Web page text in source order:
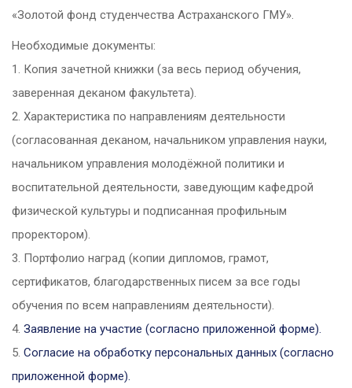
«Золотой фонд студенчества Астраханского ГМУ».
Необходимые документы:
1. Копия зачетной книжки (за весь период обучения,
заверенная деканом факультета).
2. Характеристика по направлениям деятельности
(согласованная деканом, начальником управления науки,
начальником управления молодёжной политики и
воспитательной деятельности, заведующим кафедрой
физической культуры и подписанная профильным
проректором).
3. Портфолио наград (копии дипломов, грамот,
сертификатов, благодарственных писем за все годы
обучения по всем направлениям деятельности).
4. Заявление на участие (согласно приложенной форме).
5. Согласие на обработку персональных данных (согласно
приложенной форме).